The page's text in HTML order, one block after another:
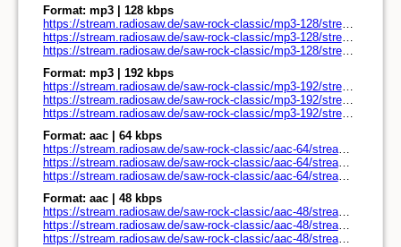
Format: mp3 | 128 kbps
https://stream.radiosaw.de/saw-rock-classic/mp3-128/stream.radiosaw.de/
https://stream.radiosaw.de/saw-rock-classic/mp3-128/stream.radiosaw.de/play.pls
https://stream.radiosaw.de/saw-rock-classic/mp3-128/stream.radiosaw.de/play.m3u
Format: mp3 | 192 kbps
https://stream.radiosaw.de/saw-rock-classic/mp3-192/stream.radiosaw.de/
https://stream.radiosaw.de/saw-rock-classic/mp3-192/stream.radiosaw.de/play.pls
https://stream.radiosaw.de/saw-rock-classic/mp3-192/stream.radiosaw.de/play.m3u
Format: aac | 64 kbps
https://stream.radiosaw.de/saw-rock-classic/aac-64/stream.radiosaw.de/
https://stream.radiosaw.de/saw-rock-classic/aac-64/stream.radiosaw.de/play.pls
https://stream.radiosaw.de/saw-rock-classic/aac-64/stream.radiosaw.de/play.m3u
Format: aac | 48 kbps
https://stream.radiosaw.de/saw-rock-classic/aac-48/stream.radiosaw.de/
https://stream.radiosaw.de/saw-rock-classic/aac-48/stream.radiosaw.de/play.pls
https://stream.radiosaw.de/saw-rock-classic/aac-48/stream.radiosaw.de/play.m3u